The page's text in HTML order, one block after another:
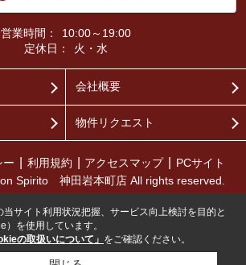
営業時間：
10:00～19:00
定休日：
火・水
会社概要
物件リクエスト
ー 利用規約 アクセスマップ
PCサイト
Spirito 神田岩本町店 All rights reserved.
サイト利用状況把握、サービス向上検討を目的と
を使用しています。
の取扱いについて」 をご確認ください。